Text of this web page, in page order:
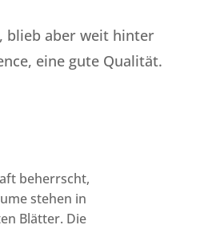
blieb aber weit hinter
eine gute Qualität.
beherrscht,
stehen in
Blätter. Die